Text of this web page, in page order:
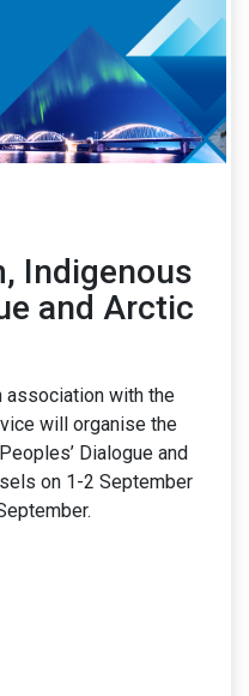
Indigenous
and Arctic
association with the
will organise the
Dialogue and
on 1-2 September